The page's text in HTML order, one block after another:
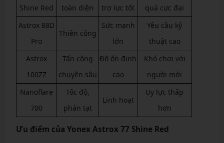
Shine Red
toàn diện
trợ lực tốt
quá cực đại
Astrox 88D
Pro
Thiên công
Sức mạnh
lớn
Yêu cầu kỹ
thuật cao
Astrox
100ZZ
Tấn công
chuyên sâu
Độ ổn định
cao
Khó chơi với
người mới
Nanoflare
700
Tốc độ,
phản tạt
Linh hoạt
Uy lực thấp
hơn
Ưu điểm của Yonex Astrox 77 Shine Red